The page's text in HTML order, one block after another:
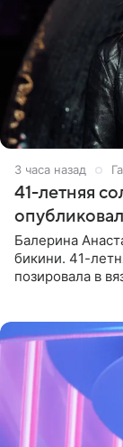
3 часа назад
41-летняя
Балерина
бикини. 41-
позировала в